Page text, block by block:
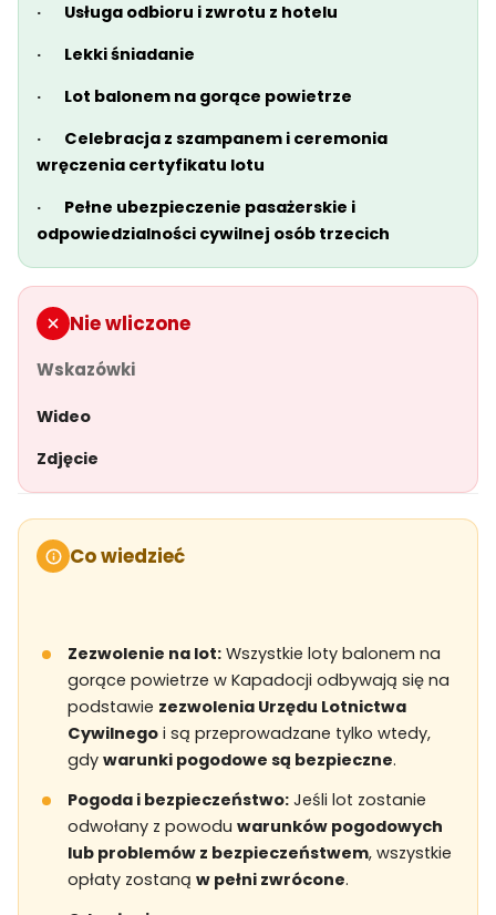
· Usługa odbioru i zwrotu z hotelu
· Lekki śniadanie
· Lot balonem na gorące powietrze
· Celebracja z szampanem i ceremonia
wręczenia certyfikatu lotu
· Pełne ubezpieczenie pasażerskie i
odpowiedzialności cywilnej osób trzecich
Nie wliczone
Wskazówki
Wideo
Zdjęcie
Co wiedzieć
Zezwolenie na lot: Wszystkie loty balonem na
gorące powietrze w Kapadocji odbywają się na
podstawie zezwolenia Urzędu Lotnictwa
Cywilnego i są przeprowadzane tylko wtedy,
gdy warunki pogodowe są bezpieczne.
Pogoda i bezpieczeństwo: Jeśli lot zostanie
odwołany z powodu warunków pogodowych
lub problemów z bezpieczeństwem, wszystkie
opłaty zostaną w pełni zwrócone.